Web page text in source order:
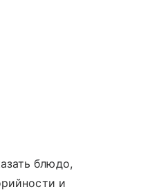
блюдо,
и